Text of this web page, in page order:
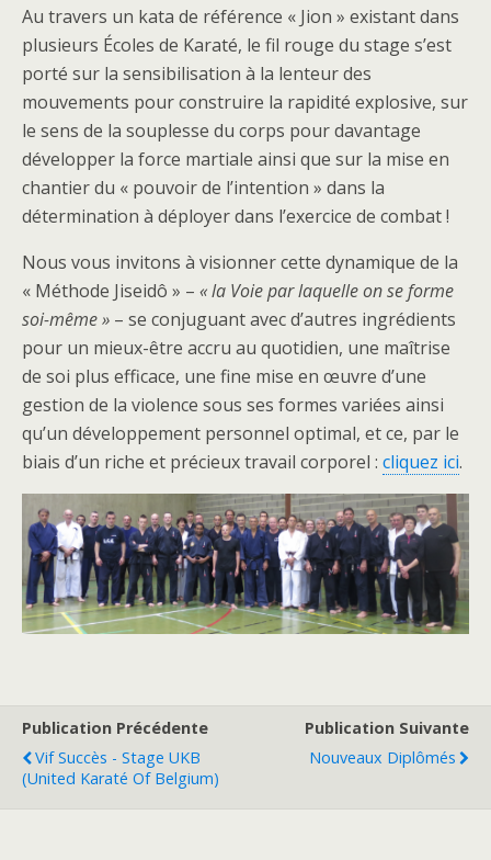
Au travers un kata de référence « Jion » existant dans
plusieurs Écoles de Karaté, le fil rouge du stage s’est
porté sur la sensibilisation à la lenteur des
mouvements pour construire la rapidité explosive, sur
le sens de la souplesse du corps pour davantage
développer la force martiale ainsi que sur la mise en
chantier du « pouvoir de l’intention » dans la
détermination à déployer dans l’exercice de combat !
Nous vous invitons à visionner cette dynamique de la
« Méthode Jiseidô » – « la Voie par laquelle on se forme
soi-même » – se conjuguant avec d’autres ingrédients
pour un mieux-être accru au quotidien, une maîtrise
de soi plus efficace, une fine mise en œuvre d’une
gestion de la violence sous ses formes variées ainsi
qu’un développement personnel optimal, et ce, par le
biais d’un riche et précieux travail corporel : cliquez ici.
Publication Précédente
Vif Succès - Stage UKB
(United Karaté Of Belgium)
Publication Suivante
Nouveaux Diplômés